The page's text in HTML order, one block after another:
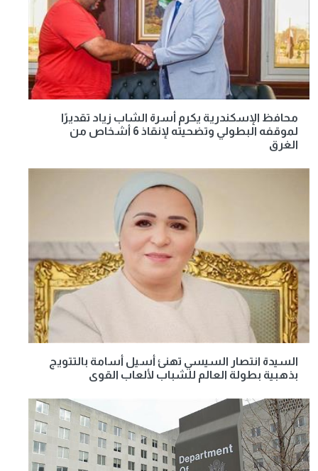
محافظ الإسكندرية يكرم أسرة الشاب زياد تقديرًا
لموقفه البطولي وتضحيته لإنقاذ 6 أشخاص من
الغرق
السيدة انتصار السيسي تهنئ أسيل أسامة بالتتويج
بذهبية بطولة العالم للشباب لألعاب القوى